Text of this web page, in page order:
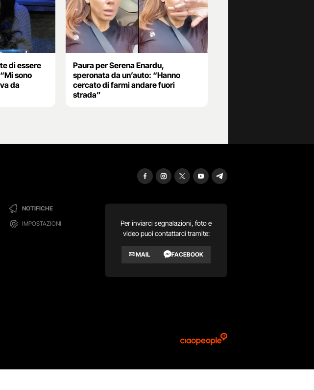
di essere
sono
da
Paura per Serena Enardu,
speronata da un’auto: “Hanno
cercato di farmi andare fuori
strada”
NOTIFICHE
IMPOSTAZIONI
Per inviarci segnalazioni, foto e
video puoi contattarci tramite:
MAIL FACEBOOK